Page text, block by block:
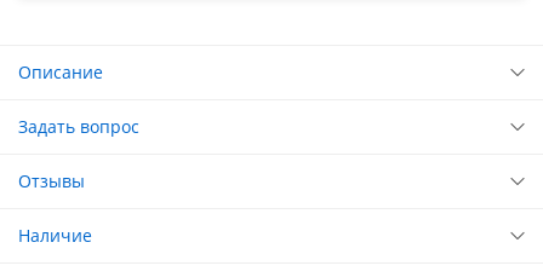
Описание
Задать вопрос
Отзывы
Наличие